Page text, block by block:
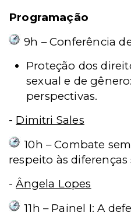
Programação
9h – Conferência
Proteção dos
sexual e de
perspectivas.
- Dimitri Sales
10h – Combate
respeito às
-Ângela Lopes
11h – Painel I: A